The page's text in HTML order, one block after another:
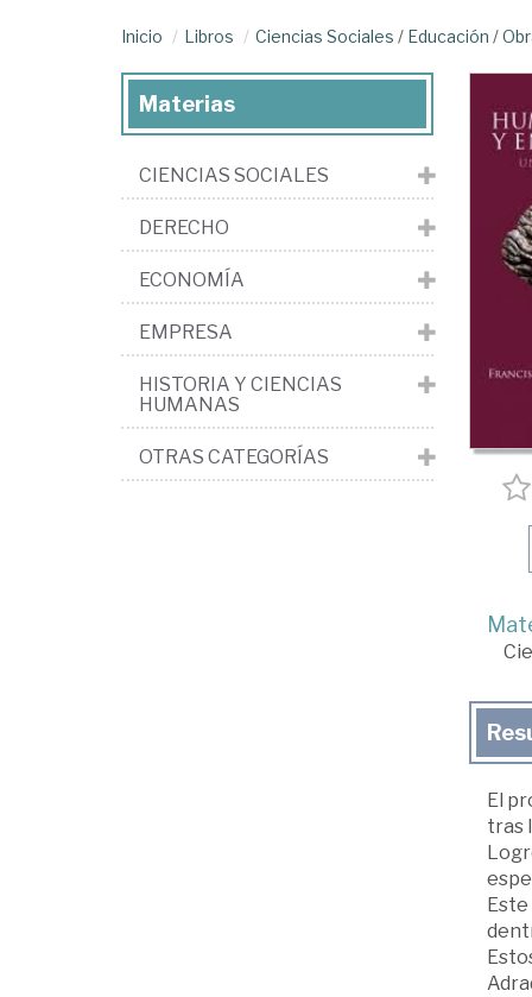
Inicio Libros Ciencias Sociales / Educación /
El
tras
Materias
CIENCIAS SOCIALES
DERECHO
ECONOMÍA
EMPRESA
HISTORIA Y CIENCIAS
HUMANAS
OTRAS CATEGORÍAS